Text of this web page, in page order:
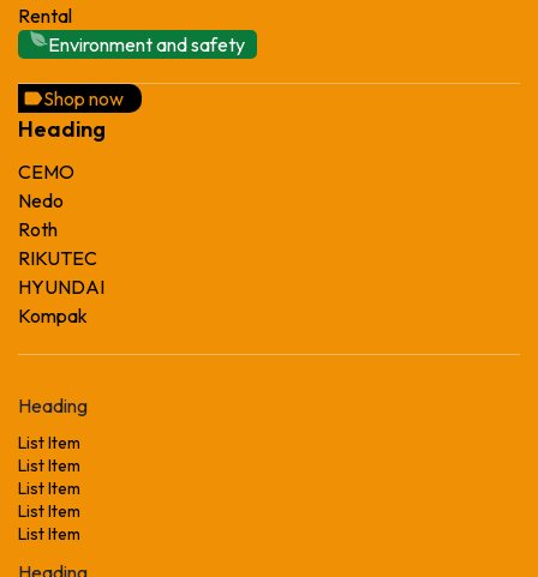
Rental
Environment and safety
Shop now
Heading
CEMO
Nedo
Roth
RIKUTEC
HYUNDAI
Kompak
Heading
List Item
List Item
List Item
List Item
List Item
Heading